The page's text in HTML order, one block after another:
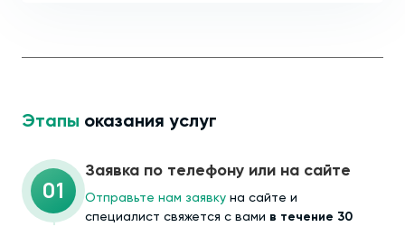
Этапы оказания услуг
01
Заявка по телефону или на сайте
Отправьте нам заявку на сайте и
специалист свяжется с вами в течение 30